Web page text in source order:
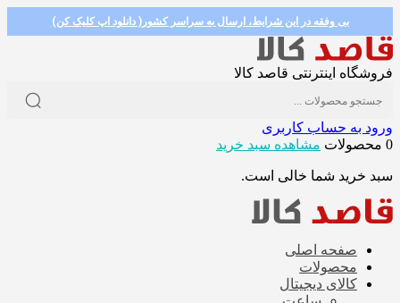
بی وفقه در این شرایط، ارسال به سراسر کشور( دانلود اپ کلیک کن)
فروشگاه اینترنتی قاصد کالا
ورود به حساب کاربری
0 محصولات
مشاهده سبد خرید
سبد خرید شما خالی است.
صفحه اصلی
محصولات
کالای دیجیتال